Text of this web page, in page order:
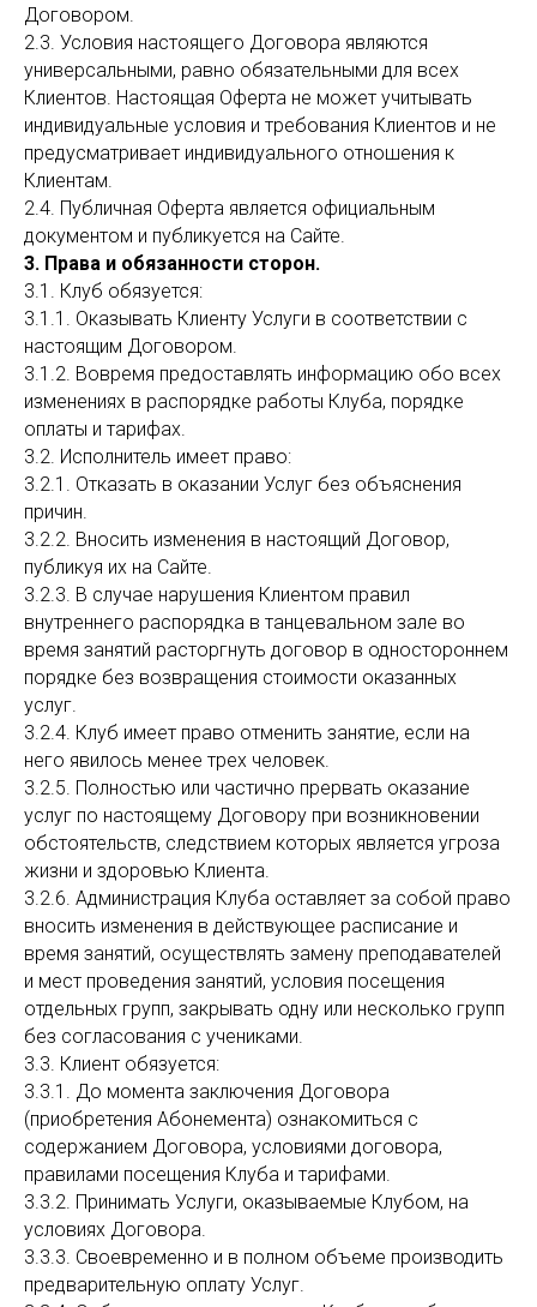
Договором.
2.3. Условия настоящего Договора являются
универсальными, равно обязательными для всех
Клиентов. Настоящая Оферта не может учитывать
индивидуальные условия и требования Клиентов и не
предусматривает индивидуального отношения к
Клиентам.
2.4. Публичная Оферта является официальным
документом и публикуется на Сайте.
3. Права и обязанности сторон.
3.1. Клуб обязуется:
3.1.1. Оказывать Клиенту Услуги в соответствии с
настоящим Договором.
3.1.2. Вовремя предоставлять информацию обо всех
изменениях в распорядке работы Клуба, порядке
оплаты и тарифах.
3.2. Исполнитель имеет право:
3.2.1. Отказать в оказании Услуг без объяснения
причин.
3.2.2. Вносить изменения в настоящий Договор,
публикуя их на Сайте.
3.2.3. В случае нарушения Клиентом правил
внутреннего распорядка в танцевальном зале во
время занятий расторгнуть договор в одностороннем
порядке без возвращения стоимости оказанных
услуг.
3.2.4. Клуб имеет право отменить занятие, если на
него явилось менее трех человек.
3.2.5. Полностью или частично прервать оказание
услуг по настоящему Договору при возникновении
обстоятельств, следствием которых является угроза
жизни и здоровью Клиента.
3.2.6. Администрация Клуба оставляет за собой право
вносить изменения в действующее расписание и
время занятий, осуществлять замену преподавателей
и мест проведения занятий, условия посещения
отдельных групп, закрывать одну или несколько групп
без согласования с учениками.
3.3. Клиент обязуется:
3.3.1. До момента заключения Договора
(приобретения Абонемента) ознакомиться с
содержанием Договора, условиями договора,
правилами посещения Клуба и тарифами.
3.3.2. Принимать Услуги, оказываемые Клубом, на
условиях Договора.
3.3.3. Своевременно и в полном объеме производить
предварительную оплату Услуг.